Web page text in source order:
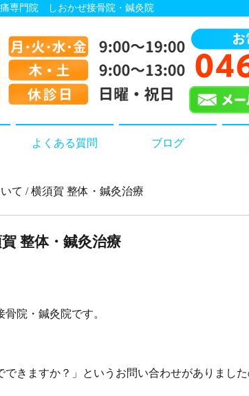
専門院 しおかぜ接骨院・鍼灸院
よくある質問 ブログ
て / 横須賀 整体・鍼灸治療
整体・鍼灸治療
院・鍼灸院です。
きますか？」というお問い合わせがありまし